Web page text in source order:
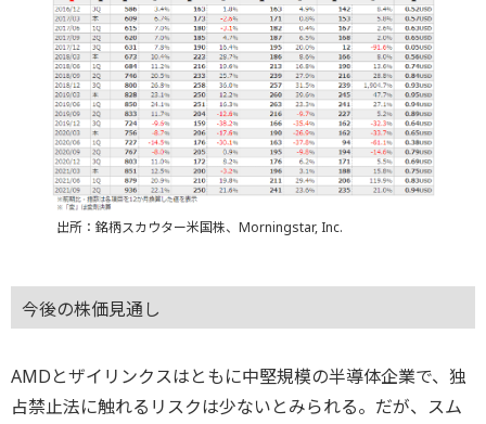
出所：銘柄スカウター米国株、Morningstar, Inc.
今後の株価見通し
AMDとザイリンクスはともに中堅規模の半導体企業で、独
占禁止法に触れるリスクは少ないとみられる。だが、スム